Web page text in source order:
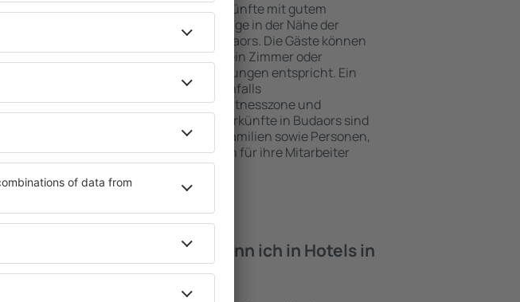
Annehmlichkeiten. Hochwertige Unterkünfte mit gutem
Standard bieten eine ausgezeichnete Lage in der Nähe der
wichtigsten Sehenswürdigkeiten in Budaors. Die Gäste können
die kostenlosen Parkplätze nutzen und ein Zimmer oder
Apartment auswählen, das ihren Erwartungen entspricht. Ein
Hotel mit hohem Standard umfasst ebenfalls
abwechslungsreiches Menü, SPA oder Fitnesszone und
Attraktionen für Kinder. Die besten Unterkünfte in Budaors sind
eine hervorragende Lösung für Paare, Familien sowie Personen,
die geschäftlich reisen oder Schulungen für ihre Mitarbeiter
organisieren möchten.
Welche Annehmlichkeiten kann ich in Hotels in
in Budaors finden?